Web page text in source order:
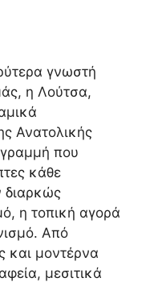
γνωστή
η Λούτσα,
Ανατολικής
που
κάθε
διαρκώς
η τοπική αγορά
Από
και μοντέρνα
μεσιτικά